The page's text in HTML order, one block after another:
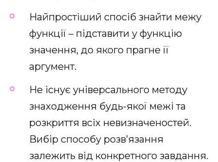
Найпростіший спосіб знайти межу
функції – підставити у функцію
значення, до якого прагне її
аргумент.
Не існує універсального методу
знаходження будь-якої межі та
розкриття всіх невизначеностей.
Вибір способу розв’язання
залежить від конкретного завдання.